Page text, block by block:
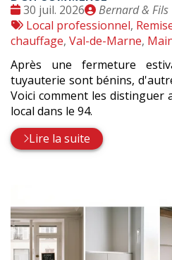
Date
:
30 juil. 2026
Publié
par
Bernard & Fils
Tags
:
Local professionnel,
chauffage, Val-de-Marne,
Après une fermeture
tuyauterie sont bénins,
Voici comment les
local dans le 94.
Lire la suite